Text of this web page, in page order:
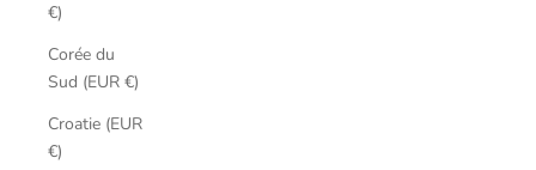
€)
Corée du
Sud (EUR €)
Croatie (EUR
€)